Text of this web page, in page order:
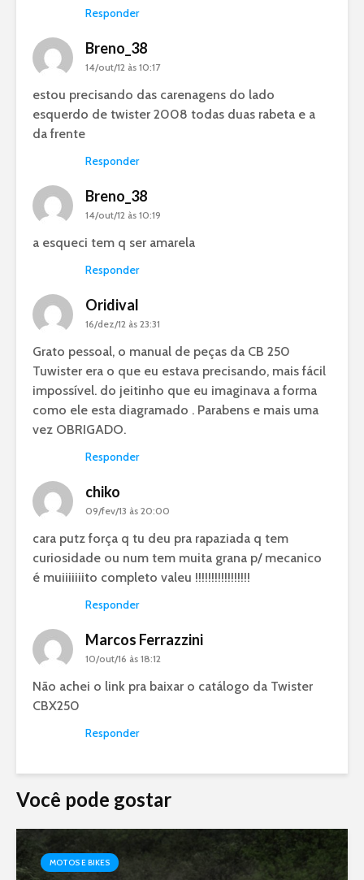
Responder
Breno_38
14/out/12 às 10:17
estou precisando das carenagens do lado
esquerdo de twister 2008 todas duas rabeta e a
da frente
Responder
Breno_38
14/out/12 às 10:19
a esqueci tem q ser amarela
Responder
Oridival
16/dez/12 às 23:31
Grato pessoal, o manual de peças da CB 250
Tuwister era o que eu estava precisando, mais fácil
impossível. do jeitinho que eu imaginava a forma
como ele esta diagramado . Parabens e mais uma
vez OBRIGADO.
Responder
chiko
09/fev/13 às 20:00
cara putz força q tu deu pra rapaziada q tem
curiosidade ou num tem muita grana p/ mecanico
é muiiiiiiito completo valeu !!!!!!!!!!!!!!!!!
Responder
Marcos Ferrazzini
10/out/16 às 18:12
Não achei o link pra baixar o catálogo da Twister
CBX250
Responder
Você pode gostar
MOTOS E BIKES